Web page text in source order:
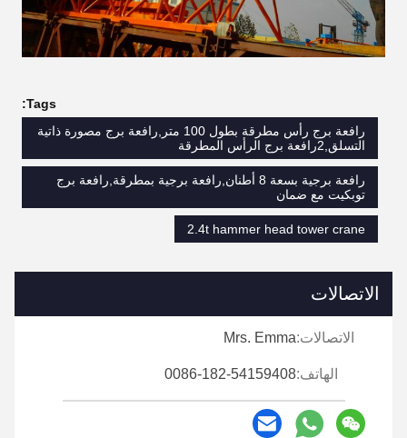
Tags:
رافعة برج رأس مطرقة بطول 100 متر,رافعة برج مصورة ذاتية
التسلق,2رافعة برج الرأس المطرقة
رافعة برجية بسعة 8 أطنان,رافعة برجية بمطرقة,رافعة برج
توبكيت مع ضمان
2.4t hammer head tower crane
الاتصالات
الاتصالات:Mrs. Emma
الهاتف:0086-182-54159408